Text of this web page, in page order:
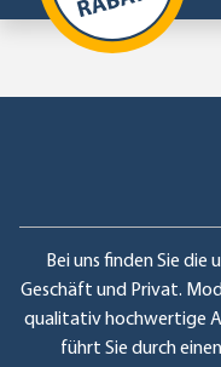
Bei uns finden Sie die
Geschäft und Privat.
qualitativ hochwertige
führt Sie durch